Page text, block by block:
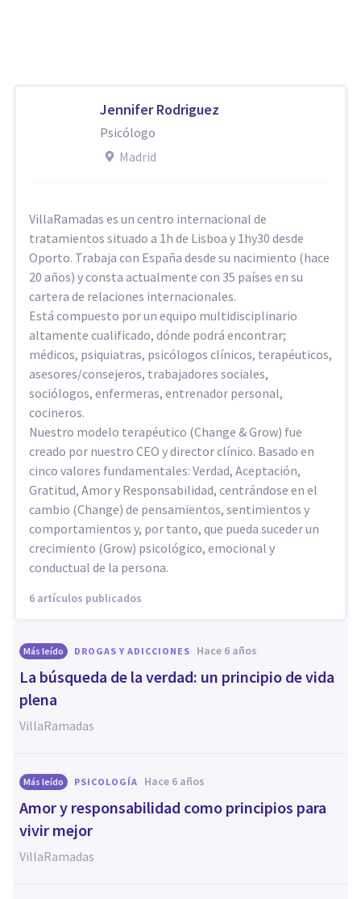
Jennifer Rodriguez
Psicólogo
Madrid
VillaRamadas es un centro internacional de
tratamientos situado a 1h de Lisboa y 1hy30 desde
Oporto. Trabaja con España desde su nacimiento (hace
20 años) y consta actualmente con 35 países en su
cartera de relaciones internacionales.
Está compuesto por un equipo multidisciplinario
altamente cualificado, dónde podrá encontrar;
médicos, psiquiatras, psicólogos clínicos, terapéuticos,
asesores/consejeros, trabajadores sociales,
sociólogos, enfermeras, entrenador personal,
cocineros.
Nuestro modelo terapéutico (Change & Grow) fue
creado por nuestro CEO y director clínico. Basado en
cinco valores fundamentales: Verdad, Aceptación,
Gratitud, Amor y Responsabilidad, centrándose en el
cambio (Change) de pensamientos, sentimientos y
comportamientos y, por tanto, que pueda suceder un
crecimiento (Grow) psicológico, emocional y
conductual de la persona.
6 artículos publicados
Más leído DROGAS Y ADICCIONES hace 6 años
La búsqueda de la verdad: un principio de vida
plena
VillaRamadas
Más leído PSICOLOGÍA hace 6 años
Amor y responsabilidad como principios para
vivir mejor
VillaRamadas